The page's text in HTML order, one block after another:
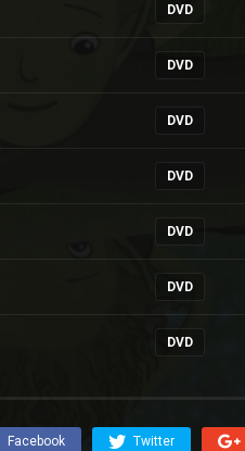
DVD
DVD
DVD
DVD
DVD
DVD
DVD
Facebook Twitter